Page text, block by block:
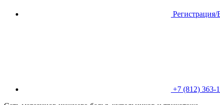
Регистрация/
+7 (812) 363-